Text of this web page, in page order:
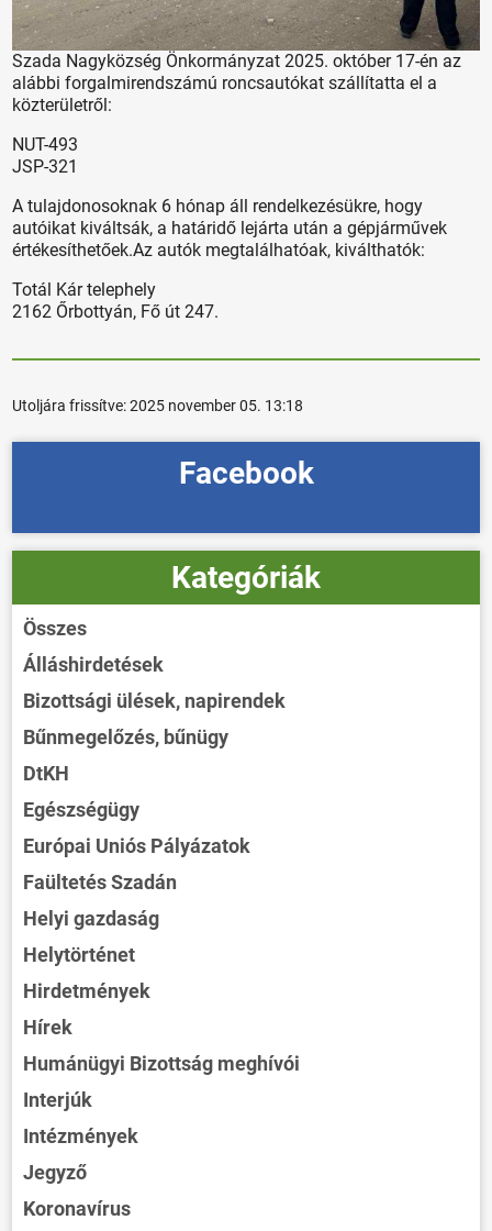
Szada Nagyközség Önkormányzat 2025. október 17-én az
alábbi forgalmirendszámú roncsautókat szállítatta el a
közterületről:
NUT-493
JSP-321
A tulajdonosoknak 6 hónap áll rendelkezésükre, hogy
autóikat kiváltsák, a határidő lejárta után a gépjárművek
értékesíthetőek.Az autók megtalálhatóak, kiválthatók:
Totál Kár telephely
2162 Őrbottyán, Fő út 247.
Utoljára frissítve:2025 november 05. 13:18
Facebook
Kategóriák
Összes
Álláshirdetések
Bizottsági ülések, napirendek
Bűnmegelőzés, bűnügy
DtKH
Egészségügy
Európai Uniós Pályázatok
Faültetés Szadán
Helyi gazdaság
Helytörténet
Hirdetmények
Hírek
Humánügyi Bizottság meghívói
Interjúk
Intézmények
Jegyző
Koronavírus